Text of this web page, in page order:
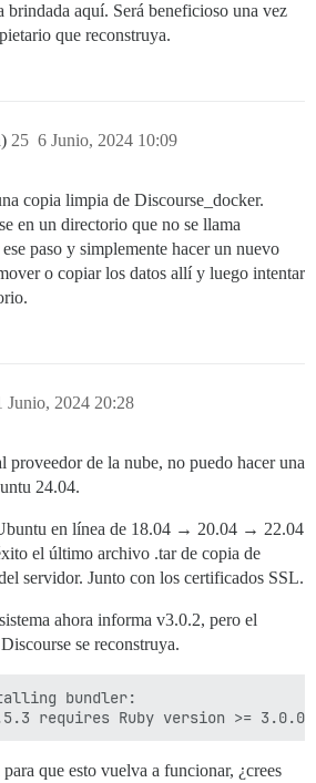
brindada aquí. Será beneficioso una vez
que reconstruya.
6 Junio, 2024 10:09
25
copia limpia de Discourse_docker.
en un directorio que no se llama
paso y simplemente hacer un nuevo
o copiar los datos allí y luego intentar
Junio, 2024 20:28
proveedor de la nube, no puedo hacer una
24.04.
en línea de 18.04 → 20.04 → 22.04
el último archivo .tar de copia de
servidor. Junto con los certificados SSL.
ahora informa v3.0.2, pero el
se reconstruya.
bundler:
que esto vuelva a funcionar, ¿crees